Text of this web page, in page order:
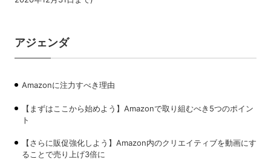
アジェンダ
Amazonに注力すべき理由
【まずはここから始めよう】Amazonで取り組むべき5つのポイン
ト
【さらに販促強化しよう】Amazon内のクリエイティブを動画にす
ることで売り上げ3倍に